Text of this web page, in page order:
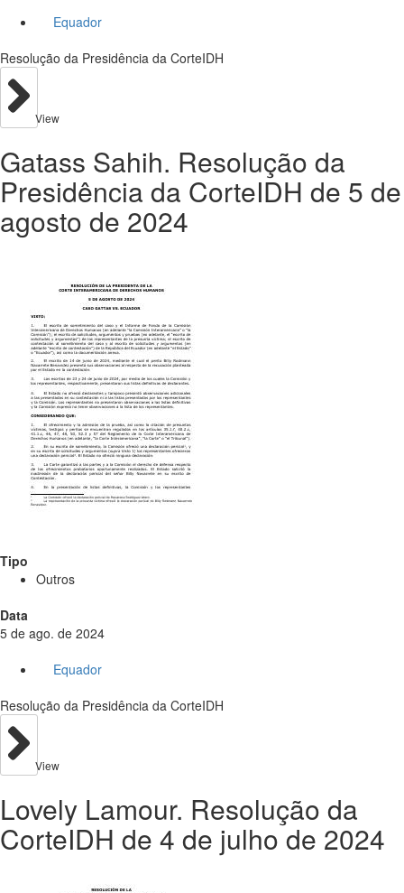
Equador
Resolução da Presidência da CorteIDH
View
Gatass Sahih. Resolução da
Presidência da CorteIDH de 5 de
agosto de 2024
Tipo
Outros
Data
5 de ago. de 2024
Equador
Resolução da Presidência da CorteIDH
View
Lovely Lamour. Resolução da
CorteIDH de 4 de julho de 2024